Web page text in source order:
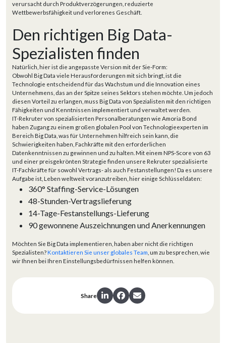
verursacht durch Produktverzögerungen, reduzierte
Wettbewerbsfähigkeit und verlorenes Geschäft.
Den richtigen Big Data-
Spezialisten finden
Natürlich, hier ist die angepasste Version mit der Sie-Form:
Obwohl Big Data viele Herausforderungen mit sich bringt, ist die
Technologie entscheidend für das Wachstum und die Innovation eines
Unternehmens, das an der Spitze seines Sektors stehen möchte. Um jedoch
diesen Vorteil zu erlangen, muss Big Data von Spezialisten mit den richtigen
Fähigkeiten und Kenntnissen implementiert und verwaltet werden.
IT-Rekruter von spezialisierten Personalberatungen wie Amoria Bond
haben Zugang zu einem großen globalen Pool von Technologieexperten im
Bereich Big Data, was für Unternehmen hilfreich sein kann, die
Schwierigkeiten haben, Fachkräfte mit den erforderlichen
Datenkenntnissen zu gewinnen und zu halten. Mit einem NPS-Score von 63
und einer preisgekrönten Strategie finden unsere Rekruter spezialisierte
IT-Fachkräfte für sowohl Vertrags- als auch Festanstellungen! Da es unsere
Aufgabe ist, Leben weltweit voranzutreiben, hier einige Schlüsseldaten:
360° Staffing-Service-Lösungen
48-Stunden-Vertragslieferung
14-Tage-Festanstellungs-Lieferung
90 gewonnene Auszeichnungen und Anerkennungen
Möchten Sie Big Data implementieren, haben aber nicht die richtigen
Spezialisten?Kontaktieren Sie unser globales Team , um zu besprechen, wie
wir Ihnen bei Ihren Einstellungsbedürfnissen helfen können.
Share